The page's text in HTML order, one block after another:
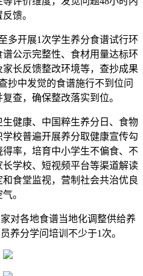
馈。
开展1次学生养分食谱试行环
公示完整性、食材用量达标环
长反馈整改环境等，查抄成果
抄中发觉的食谱施行不到位问
查，确保整改落实到位。
健康、中国粹生养分日、食物
校普遍开展养分取健康宣传勾
率，培育中小学生不偏食、不
学校、短视频平台等渠道解读
食堂监视，营制社会共治优良
气。
各地食谱当地化调整供给养
养分学问培训不少于1次。